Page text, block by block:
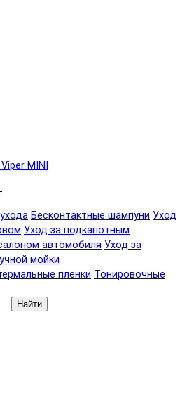
MINI
Бесконтактные шампуни Уход
Уход за подкапотным
автомобиля Уход за
мойки
пленки Тонировочные
Найти